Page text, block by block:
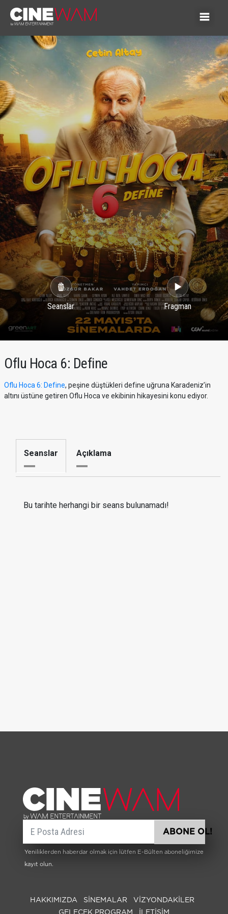
Seanslar Fragman
Oflu Hoca 6: Define
Oflu Hoca 6: Define, peşine düştükleri define uğruna Karadeniz’in
altını üstüne getiren Oflu Hoca ve ekibinin hikayesini konu ediyor.
Seanslar Açıklama
Bu tarihte herhangi bir seans bulunamadı!
ABONE OL!
Yeniliklerden haberdar olmak için lütfen E-Bülten aboneliğimize
kayıt olun.
HAKKIMIZDA SİNEMALAR
VIZYONDAKILER
GELECEK PROGRAM
İLETİŞİM